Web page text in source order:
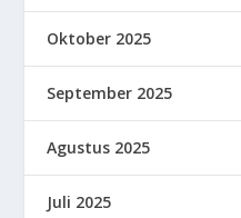
Oktober 2025
September 2025
Agustus 2025
Juli 2025